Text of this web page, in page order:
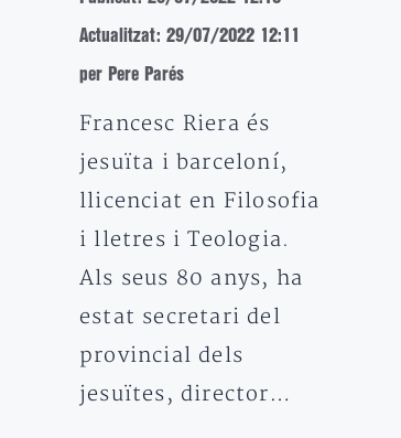
Actualitzat: 29/07/2022 12:11
per Pere Parés
Francesc Riera és
jesuïta i barceloní,
llicenciat en Filosofia
i lletres i Teologia.
Als seus 80 anys, ha
estat secretari del
provincial dels
jesuïtes, director…